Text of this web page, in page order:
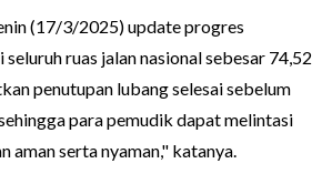
(17/3/2025) update progres
ruas jalan nasional sebesar 74,52
penutupan lubang selesai sebelum
para pemudik dapat melintasi
aman serta nyaman," katanya.